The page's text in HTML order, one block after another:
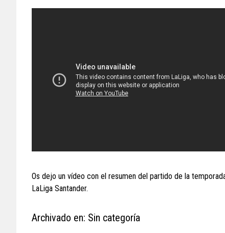
Os dejo un vídeo con el resumen del partido de la
LaLiga Santander.
Archivado en: Sin categoría